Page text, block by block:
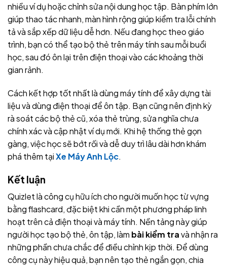
nhiều ví dụ hoặc chỉnh sửa nội dung học tập. Bàn phím lớn
giúp thao tác nhanh, màn hình rộng giúp kiểm tra lỗi chính
tả và sắp xếp dữ liệu dễ hơn. Nếu đang học theo giáo
trình, bạn có thể tạo bộ thẻ trên máy tính sau mỗi buổi
học, sau đó ôn lại trên điện thoại vào các khoảng thời
gian rảnh.
Cách kết hợp tốt nhất là dùng máy tính để xây dựng tài
liệu và dùng điện thoại để ôn tập. Bạn cũng nên định kỳ
rà soát các bộ thẻ cũ, xóa thẻ trùng, sửa nghĩa chưa
chính xác và cập nhật ví dụ mới. Khi hệ thống thẻ gọn
gàng, việc học sẽ bớt rối và dễ duy trì lâu dài hơn khám
phá thêm tạiXe Máy Anh Lộc.
Kết luận
Quizlet là công cụ hữu ích cho người muốn học từ vựng
bằng flashcard, đặc biệt khi cần một phương pháp linh
hoạt trên cả điện thoại và máy tính. Nền tảng này giúp
người học tạo bộ thẻ, ôn tập, làm bài kiểm travà nhận ra
những phần chưa chắc để điều chỉnh kịp thời. Để dùng
công cụ này hiệu quả, bạn nên tạo thẻ ngắn gọn, chia